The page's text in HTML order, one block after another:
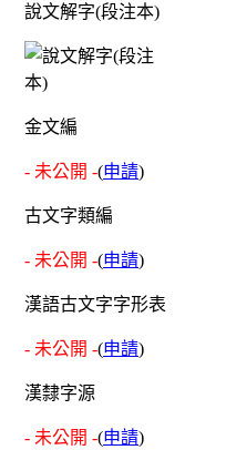
說文解字(段注本)
金文編
- 未公開 -(申請)
古文字類編
- 未公開 -(申請)
漢語古文字字形表
- 未公開 -(申請)
漢隸字源
- 未公開 -(申請)